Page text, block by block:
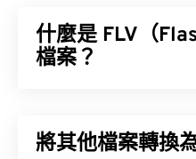
視頻，使用 RealAudio
作為專有格式，RM 檔
什麼是 FLV（
檔案？
高品質、同步良好的多
將其他檔案轉換